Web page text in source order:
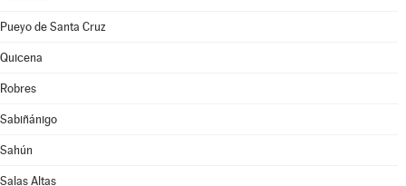
Pueyo de Santa Cruz
Quicena
Robres
Sabiñánigo
Sahún
Salas Altas